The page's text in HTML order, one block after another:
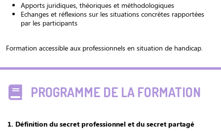
Apports juridiques, théoriques et méthodologiques
Echanges et réflexions sur les situations concrètes rapportées
par les participants
Formation accessible aux professionnels en situation de handicap.
PROGRAMME DE LA FORMATION
1. Définition du secret professionnel et du secret partagé